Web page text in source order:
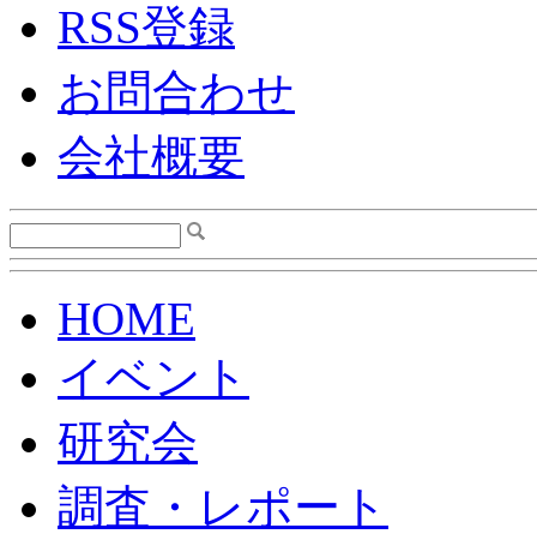
RSS登録
お問合わせ
会社概要
HOME
イベント
研究会
調査・レポート